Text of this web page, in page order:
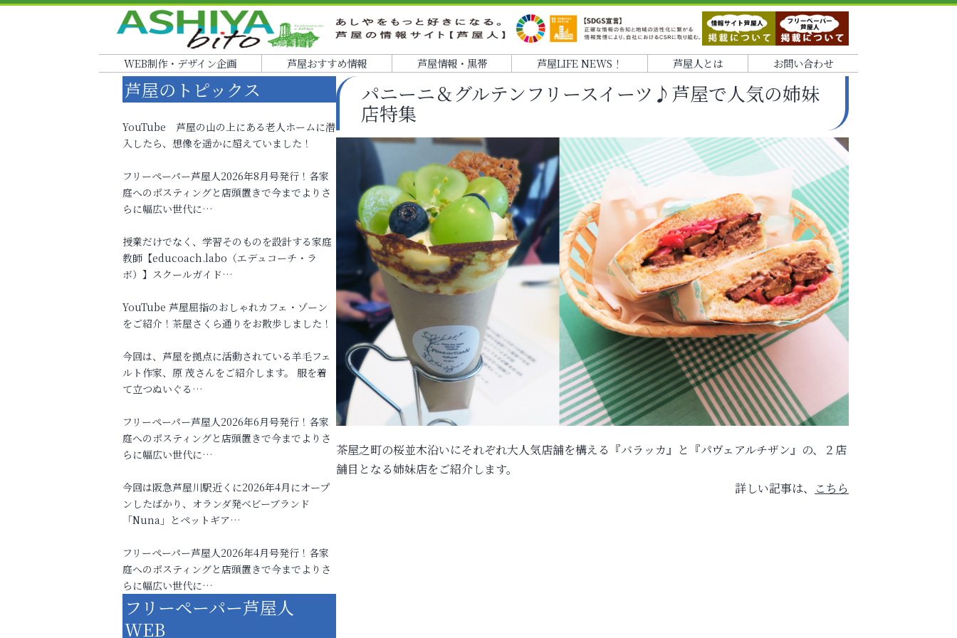
WEB制作・デザイン企画 芦屋おすすめ情報 芦屋情報・黒帯 芦屋LIFE NEWS！ 芦屋人とは お問い合わせ
パニーニ＆グルテンフリースイーツ♪芦屋で人気の姉妹
店特集
茶屋之町の桜並木沿いにそれぞれ大人気店舗を構える『バラッカ』と『パヴェアルチザン』の、２店
舗目となる姉妹店をご紹介します。
詳しい記事は、
こちら
芦屋のトピックス
YouTube 芦屋の山の上にある老人ホームに潜
入したら、想像を遥かに超えていました！
フリーペーパー芦屋人2026年8月号発行！各家
庭へのポスティングと店頭置きで今までよりさ
らに幅広い世代に…
授業だけでなく、学習そのものを設計する家庭
教師【educoach.labo（エデュコーチ・ラ
ボ）】スクールガイド…
YouTube 芦屋屈指のおしゃれカフェ・ゾーン
をご紹介！茶屋さくら通りをお散歩しました！
今回は、芦屋を拠点に活動されている羊毛フェ
ルト作家、原 茂さんをご紹介します。 服を着
て立つぬいぐる…
フリーペーパー芦屋人2026年6月号発行！各家
庭へのポスティングと店頭置きで今までよりさ
らに幅広い世代に…
今回は阪急芦屋川駅近くに2026年4月にオープ
ンしたばかり、オランダ発ベビーブランド
「Nuna」とペットギア…
フリーペーパー芦屋人2026年4月号発行！各家
庭へのポスティングと店頭置きで今までよりさ
らに幅広い世代に…
フリーペーパー芦屋人
WEB